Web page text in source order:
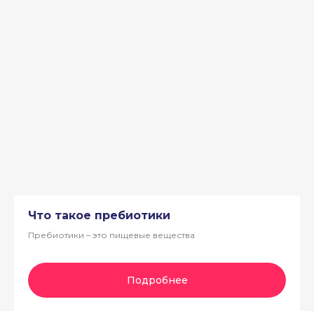
Что такое пребиотики
Пребиотики – это пищевые вещества
Подробнее